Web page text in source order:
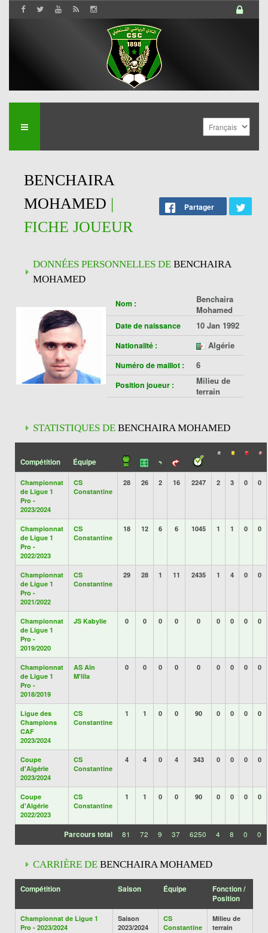
BENCHAIRA
MOHAMED |
FICHE JOUEUR
Partager
DONNÉES PERSONNELLES DE BENCHAIRA
MOHAMED
Nom :
Benchaira
Mohamed
Date de naissance 10 Jan 1992
Nationalité : Algérie
Numéro de maillot : 6
Position joueur :
Milieu de
terrain
STATISTIQUES DE BENCHAIRA MOHAMED
Compétition Équipe
Championnat
de Ligue 1
Pro -
2023/2024
CS
Constantine
28 26 2 16 2247 2 3 0 0
Championnat
de Ligue 1
Pro -
2022/2023
CS
Constantine
18 12 6 6 1045 1 1 0 0
Championnat
de Ligue 1
Pro -
2021/2022
CS
Constantine
29 28 1 11 2435 1 4 0 0
Championnat
de Ligue 1
Pro -
2019/2020
JS Kabylie 0 0 0 0 0 0 0 0 0
Championnat
de Ligue 1
Pro -
2018/2019
AS Aïn
M'lila
0 0 0 0 0 0 0 0 0
Ligue des
Champions
CAF
2023/2024
CS
Constantine
1 1 0 0 90 0 0 0 0
Coupe
d'Algérie
2023/2024
CS
Constantine
4 4 0 4 343 0 0 0 0
Coupe
d'Algérie
2022/2023
CS
Constantine
1 1 0 0 90 0 0 0 0
Parcours total 81 72 9 37 6250 4 8 0 0
CARRIÈRE DE BENCHAIRA MOHAMED
Compétition Saison Équipe
Fonction /
Position
Championnat de Ligue 1
Pro - 2023/2024
Saison
2023/2024
CS
Constantine
Milieu de
terrain